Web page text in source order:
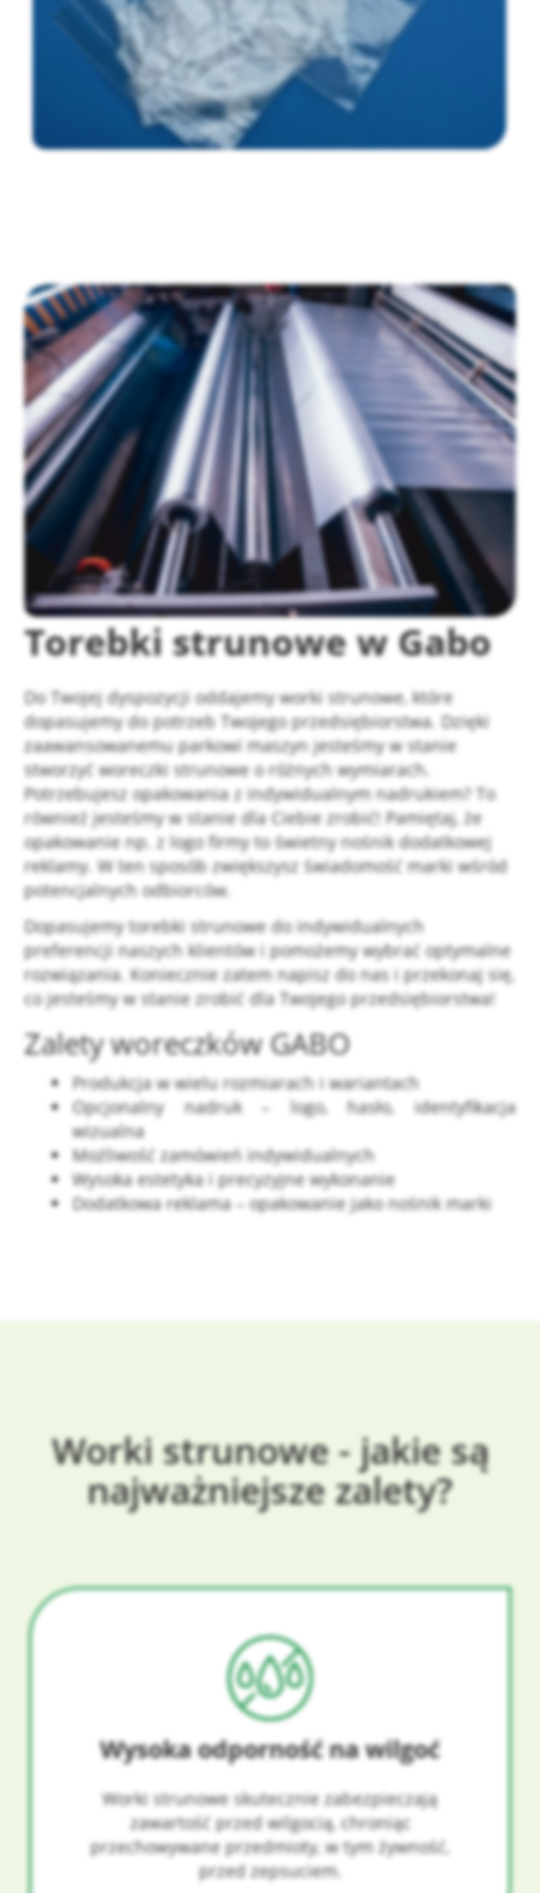
Torebki strunowe w Gabo
Do Twojej dyspozycji oddajemy worki strunowe, które
dopasujemy do potrzeb Twojego przedsiębiorstwa. Dzięki
zaawansowanemu parkowi maszyn jesteśmy w stanie
stworzyć woreczki strunowe o różnych wymiarach.
Potrzebujesz opakowania z indywidualnym nadrukiem? To
również jesteśmy w stanie dla Ciebie zrobić! Pamiętaj, że
opakowanie np. z logo firmy to świetny nośnik dodatkowej
reklamy. W ten sposób zwiększysz świadomość marki wśród
potencjalnych odbiorców.
Dopasujemy torebki strunowe do indywidualnych
preferencji naszych klientów i pomożemy wybrać optymalne
rozwiązania. Koniecznie zatem napisz do nas i przekonaj się,
co jesteśmy w stanie zrobić dla Twojego przedsiębiorstwa!
Zalety woreczków GABO
Produkcja w wielu rozmiarach i wariantach
Opcjonalny nadruk – logo, hasło, identyfikacja
wizualna
Możliwość zamówień indywidualnych
Wysoka estetyka i precyzyjne wykonanie
Dodatkowa reklama – opakowanie jako nośnik marki
Worki strunowe - jakie są
najważniejsze zalety?
Wysoka odporność na wilgoć
Worki strunowe skutecznie zabezpieczają
zawartość przed wilgocią, chroniąc
przechowywane przedmioty, w tym żywność,
przed zepsuciem.